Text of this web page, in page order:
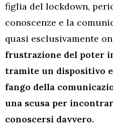
figlia del lockdown,
conoscenze e la
quasi esclusivamente
frustrazione del poter
tramite un dispositivo
fango della
una scusa per
conoscersi davvero.